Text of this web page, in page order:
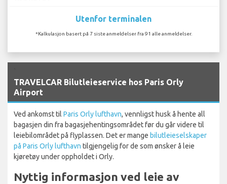
Utenfor terminalen
*Kalkulasjon basert på 7 siste anmeldelser fra 91 alle anmeldelser.
TRAVELCAR Bilutleieservice hos Paris Orly
Airport
Ved ankomst til Paris Orly lufthavn, vennligst husk å hente all
bagasjen din fra bagasjehentingsområdet før du går videre til
leiebilområdet på flyplassen. Det er mange bilutleieselskaper
på Paris Orly lufthavn tilgjengelig for de som ønsker å leie
kjøretøy under oppholdet i Orly.
Nyttig informasjon ved leie av